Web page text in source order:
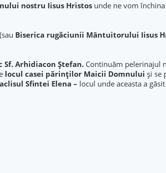
nostru Iisus Hristos unde ne vom
(sau Biserica rugăciunii Mântuitorului Iisus
Arhidiacon Ștefan. Continuăm pelerinajul
locul casei părinților Maicii Domnului și se
Sfintei Elena – locul unde aceasta a